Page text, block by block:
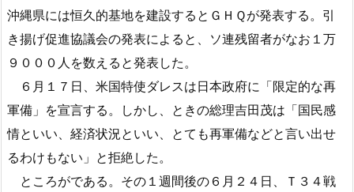
沖縄県には恒久的基地を建設するとＧＨＱが発表する。引
き揚げ促進協議会の発表によると、ソ連残留者がなお１万
９０００人を数えると発表した。
６月１７日、米国特使ダレスは日本政府に「限定的な再
軍備」を宣言する。しかし、ときの総理吉田茂は「国民感
情といい、経済状況といい、とても再軍備などと言い出せ
るわけもない」と拒絶した。
ところがである。その１週間後の６月２４日、Ｔ３４戦